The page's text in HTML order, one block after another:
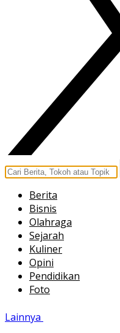
Berita
Bisnis
Olahraga
Sejarah
Kuliner
Opini
Pendidikan
Foto
Lainnya